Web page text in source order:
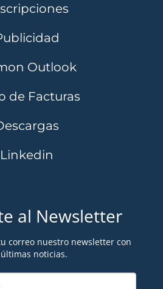
Outlook
de Facturas
Linkedin
al Newsletter
correo nuestro newsletter con
noticias.